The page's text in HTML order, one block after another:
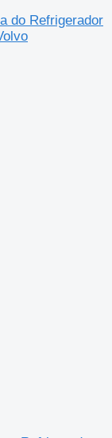
do Refrigerador